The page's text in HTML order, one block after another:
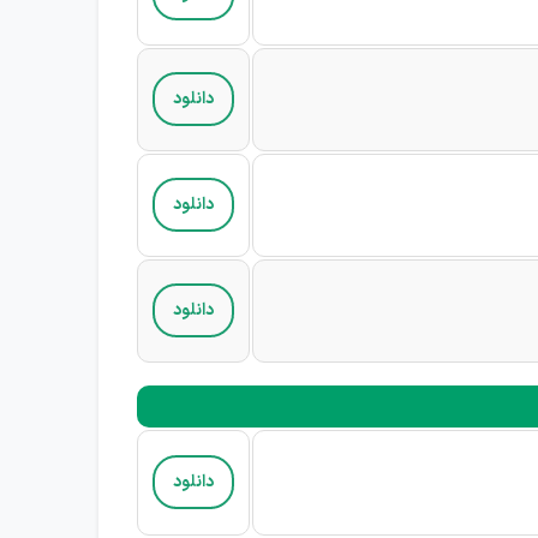
دانلود
دانلود
دانلود
دانلود